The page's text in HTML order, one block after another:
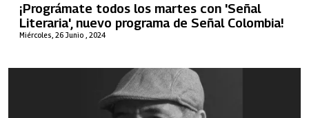
Miércoles, 26 Junio , 2024
¡Prográmate todos los martes con 'Señal
Literaria', nuevo programa de Señal Colombia!